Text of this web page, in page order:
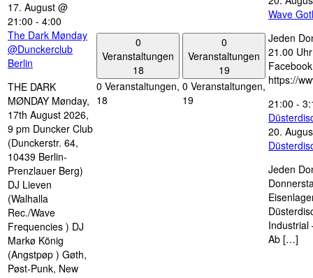
17. August @
21:00 - 4:00
The Dark Mønday
@Dunckerclub
Berlin
THE DARK
MØNDAY Mønday,
17th August 2026,
9 pm Duncker Club
(Dunckerstr. 64,
10439 Berlin-
Prenzlauer Berg)
DJ Lieven
(Walhalla
Rec./Wave
Frequencies ) DJ
Markø König
(Angstpøp ) Gøth,
Pøst-Punk, New
0
Veranstaltungen
18
0 Veranstaltungen,
18
0
Veranstaltungen
19
0 Veranstaltungen,
19
Wave
Jeden
21.00
https://
21:00 -
20.
Jeden
Industrial
Ab […]